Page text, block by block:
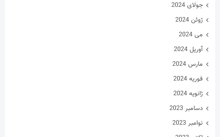
جولای 2024
ژوئن 2024
می 2024
آوریل 2024
مارس 2024
فوریه 2024
ژانویه 2024
دسامبر 2023
نوامبر 2023